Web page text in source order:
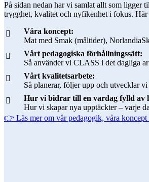
På sidan nedan har vi samlat allt som ligger
trygghet, kvalitet och nyfikenhet i fokus. Här
Våra koncept:
Mat med Smak (måltider),
Vårt pedagogiska förhållningssätt:
Så använder vi CLASS i det dagliga
Vårt kvalitetsarbete:
Så planerar, följer upp och utvecklar vi
Hur vi bidrar till en vardag fylld av
Hur vi skapar nya upptäckter – varje
👉 Läs mer om vår pedagogik, våra koncept